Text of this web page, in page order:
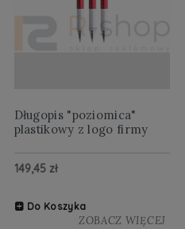
Długopis "poziomica"
plastikowy z logo firmy
149,45 zł
Do Koszyka
ZOBACZ WIĘCEJ